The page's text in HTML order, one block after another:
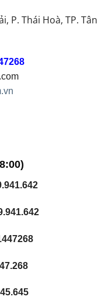
P. Thái Hoà, TP. Tân